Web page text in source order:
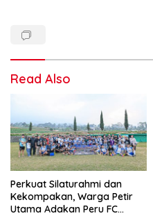
Read Also
Perkuat Silaturahmi dan
Kekompakan, Warga Petir
Utama Adakan Peru FC